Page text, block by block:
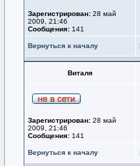
Зарегистрирован: 28 май
2009, 21:46
Сообщения: 141
Вернуться к началу
Виталя
Зарегистрирован: 28 май
2009, 21:46
Сообщения: 141
Вернуться к началу